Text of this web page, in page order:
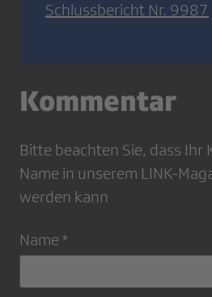
Schlussbericht Nr. 9987
Kommentar
Bitte beachten Sie, dass Ihr
Name in unserem LINK-
werden kann
Name *